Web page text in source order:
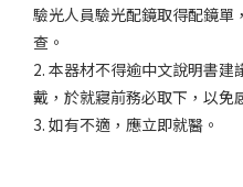
驗光人員驗光配鏡取得配鏡單
查。
2. 本器材不得逾中文說明書
戴，於就寢前務必取下，以免
3. 如有不適，應立即就醫。